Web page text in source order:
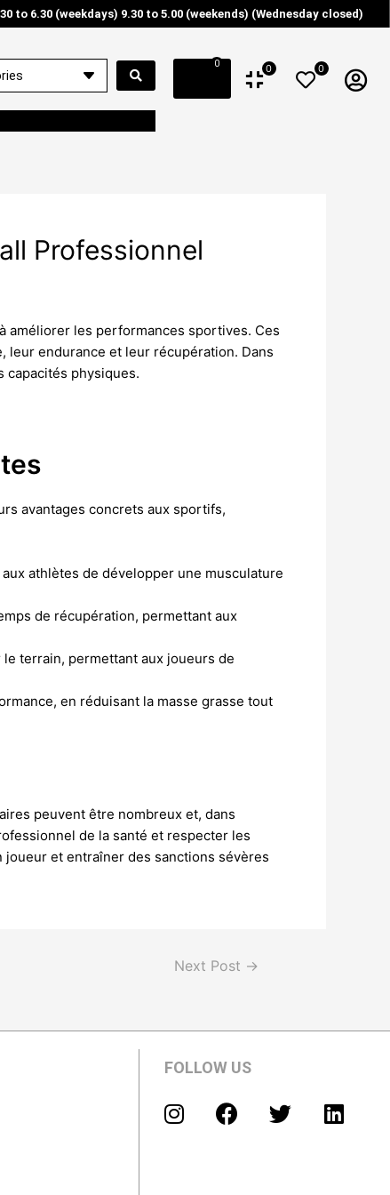
to 6.30 (weekdays) 9.30 to 5.00 (weekends) (Wednesday closed)
0 0 0
Professionnel
améliorer les performances sportives. Ces
leur endurance et leur récupération. Dans
physiques.
avantages concrets aux sportifs,
athlètes de développer une musculature
de récupération, permettant aux
le terrain, permettant aux joueurs de
en réduisant la masse grasse tout
peuvent être nombreux et, dans
de la santé et respecter les
joueur et entraîner des sanctions sévères
Next Post →
FOLLOW US